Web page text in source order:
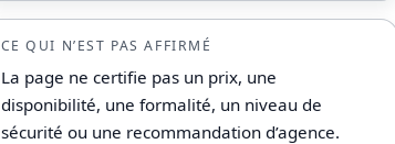
CE QUI N’EST PAS AFFIRMÉ
La page ne certifie pas un prix, une
disponibilité, une formalité, un niveau de
sécurité ou une recommandation d’agence.